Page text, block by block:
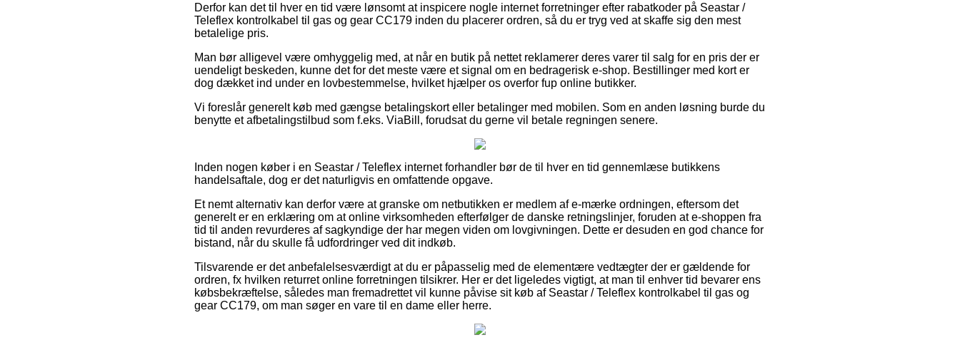
Derfor kan det til hver en tid være lønsomt at inspicere nogle internet forretninger efter rabatkoder på Seastar /
Teleflex kontrolkabel til gas og gear CC179 inden du placerer ordren, så du er tryg ved at skaffe sig den mest
betalelige pris.
Man bør alligevel være omhyggelig med, at når en butik på nettet reklamerer deres varer til salg for en pris der er
uendeligt beskeden, kunne det for det meste være et signal om en bedragerisk e-shop. Bestillinger med kort er
dog dækket ind under en lovbestemmelse, hvilket hjælper os overfor fup online butikker.
Vi foreslår generelt køb med gængse betalingskort eller betalinger med mobilen. Som en anden løsning burde du
benytte et afbetalingstilbud som f.eks. ViaBill, forudsat du gerne vil betale regningen senere.
Inden nogen køber i en Seastar / Teleflex internet forhandler bør de til hver en tid gennemlæse butikkens
handelsaftale, dog er det naturligvis en omfattende opgave.
Et nemt alternativ kan derfor være at granske om netbutikken er medlem af e-mærke ordningen, eftersom det
generelt er en erklæring om at online virksomheden efterfølger de danske retningslinjer, foruden at e-shoppen fra
tid til anden revurderes af sagkyndige der har megen viden om lovgivningen. Dette er desuden en god chance for
bistand, når du skulle få udfordringer ved dit indkøb.
Tilsvarende er det anbefalelsesværdigt at du er påpasselig med de elementære vedtægter der er gældende for
ordren, fx hvilken returret online forretningen tilsikrer. Her er det ligeledes vigtigt, at man til enhver tid bevarer ens
købsbekræftelse, således man fremadrettet vil kunne påvise sit køb af Seastar / Teleflex kontrolkabel til gas og
gear CC179, om man søger en vare til en dame eller herre.